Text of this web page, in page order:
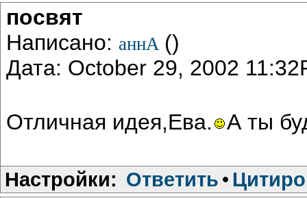
посвят
Написано: аннА ()
Дата: October 29, 2002
Отличная идея,Ева. А ты
Настройки: Ответить •